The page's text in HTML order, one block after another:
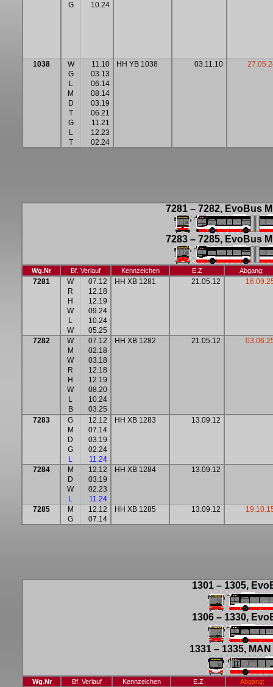
G
10.24
1038
W
G
L
M
D
T
G
L
T
11.10
03.13
06.14
08.14
03.19
06.21
11.21
12.23
02.24
HH YB 1038 03.11.10
7281 – 7282, EvoBus
7283 – 7285, EvoBus
Wg.Nr Bf. Verlauf Kennzeichen E.Z Abgang:
7281
W
R
H
W
L
W
07.12
12.18
12.19
09.24
10.24
05.25
HH XB 1281 21.05.12
7282
W
M
W
R
H
W
L
B
07.12
02.18
03.18
12.18
12.19
08.20
10.24
03.25
HH XB 1282 21.05.12
7283
G
M
D
G
L
12.12
07.14
03.19
02.24
11.24
HH XB 1283 13.09.12
7284
M
D
W
L
12.12
03.19
02.23
11.24
HH XB 1284 13.09.12
7285
M
G
12.12
07.14
HH XB 1285 13.09.12
1301 – 1305, Ev
1306 – 1330,
1331 – 1335,
Wg.Nr Bf. Verlauf Kennzeichen E.Z Abgang: